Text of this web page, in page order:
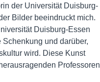
der Universität Duisburg-
Bilder beeindruckt mich.
Duisburg-Essen
und darüber,
wird. Diese Kunst
Professoren